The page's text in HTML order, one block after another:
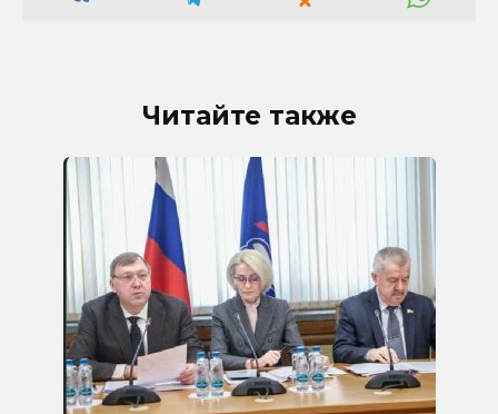
Читайте также